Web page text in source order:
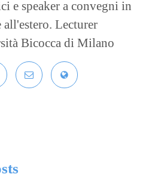
e speaker a convegni in
all'estero. Lecturer
Bicocca di Milano